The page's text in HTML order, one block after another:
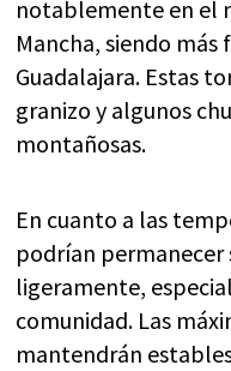
notablemente en el
Mancha, siendo
Guadalajara. Estas
granizo y algunos
montañosas.
En cuanto a las
podrían permanecer
ligeramente,
comunidad. Las
mantendrán